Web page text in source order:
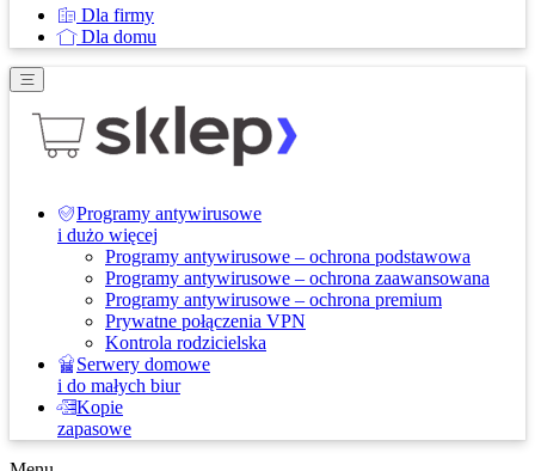
Dla firmy
Dla domu
Programy antywirusowe
i dużo więcej
Programy antywirusowe – ochrona podstawowa
Programy antywirusowe – ochrona zaawansowana
Programy antywirusowe – ochrona premium
Prywatne połączenia VPN
Kontrola rodzicielska
Serwery domowe
i do małych biur
Kopie
zapasowe